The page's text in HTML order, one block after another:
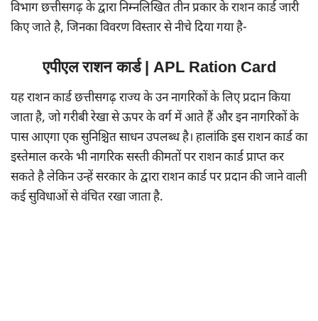
विभाग छत्तीसगढ़ के द्वारा निम्नलिखित तीन प्रकार के राशन कार्ड जारी
किए जाते है, जिनका विवरण विस्तार से नीचे दिया गया है-
एपीएल राशन कार्ड | APL Ration Card
यह राशन कार्ड छत्तीसगढ़ राज्य के उन नागरिकों के लिए प्रदान किया
जाता है, जो गरीबी रेखा से ऊपर के वर्ग में आते हैं और इन नागरिकों के
पास आएगा एक सुनिश्चित साधन उपलब्ध है। हालांकि इस राशन कार्ड का
इस्तेमाल करके भी नागरिक सस्ती कीमतों पर राशन कार्ड प्राप्त कर
सकते है लेकिन उन्हें सरकार के द्वारा राशन कार्ड पर प्रदान की जाने वाली
कई सुविधाओं से वंचित रखा जाता है.